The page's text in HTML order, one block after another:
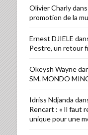
Olivier Charlydans
promotion de la
Ernest DJIELE
Pestre, un retour
Okeysh Wayne
SM. MONDO
Idriss Ndjanda
Rencart : « Il faut
unique pour une